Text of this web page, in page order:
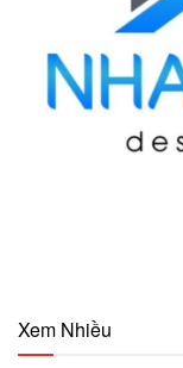
Xem Nhiều